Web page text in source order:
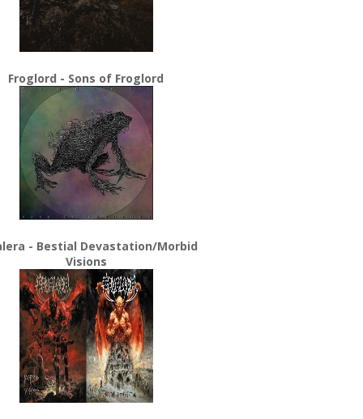
Froglord - Sons of Froglord
- Bestial Devastation/Morbid
Visions